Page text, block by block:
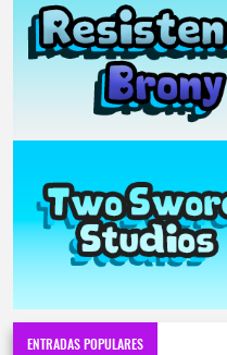
ENTRADAS POPULARES